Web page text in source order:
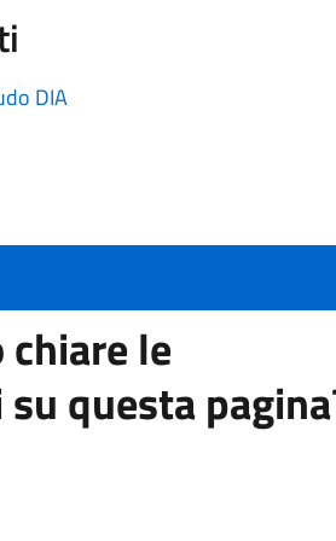
DIA
chiare le
questa